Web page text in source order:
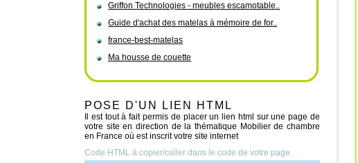
Griffon Technologies - meubles escamotable..
Guide d'achat des matelas à mémoire de for..
france-best-matelas
Ma housse de couette
POSE D'UN LIEN HTML
Il est tout à fait permis de placer un lien html sur une page de
votre site en direction de la thématique Mobilier de chambre
en France où est inscrit votre site internet
Code HTML à copier/coller dans le code de votre page